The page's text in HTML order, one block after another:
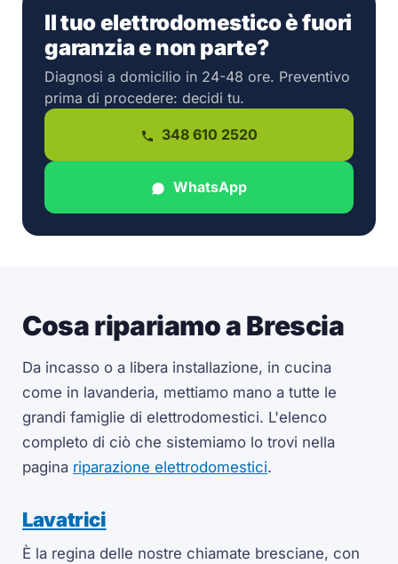
Il tuo elettrodomestico è fuori
garanzia e non parte?
Diagnosi a domicilio in 24-48 ore. Preventivo
prima di procedere: decidi tu.
348 610 2520
WhatsApp
Cosa ripariamo a Brescia
Da incasso o a libera installazione, in cucina
come in lavanderia, mettiamo mano a tutte le
grandi famiglie di elettrodomestici. L'elenco
completo di ciò che sistemiamo lo trovi nella
pagina riparazione elettrodomestici.
Lavatrici
È la regina delle nostre chiamate bresciane, con